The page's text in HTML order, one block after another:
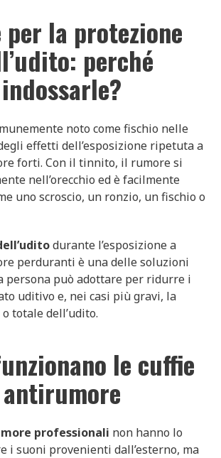
per la protezione
perché
indossarle?
noto come fischio nelle
effetti dell’esposizione ripetuta a
forti. Con il tinnito, il rumore si
nell’orecchio ed è facilmente
uno scroscio, un ronzio, un fischio o
durante l’esposizione a
perduranti è una delle soluzioni
persona può adottare per ridurre i
uditivo e, nei casi più gravi, la
totale dell’udito.
le cuffie
antirumore
professionali non hanno lo
i suoni provenienti dall’esterno, ma